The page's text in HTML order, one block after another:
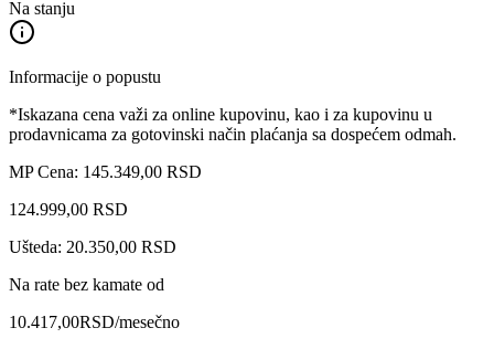
Na stanju
Informacije o popustu
*Iskazana cena važi za online kupovinu, kao i za kupovinu u
prodavnicama za gotovinski način plaćanja sa dospećem odmah.
MP Cena: 145.349,00 RSD
124.999,00 RSD
Ušteda: 20.350,00 RSD
Na rate bez kamate od
10.417,00RSD/mesečno